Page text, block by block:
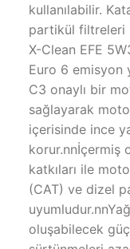
kullanılabilir.
partikül filtreleri
X-Clean EFE
Euro 6 emisyon
C3 onaylı bir
sağlayarak
içerisinde ince
korur.nnİçermiş
katkıları ile
(CAT) ve dizel
oluşabilecek